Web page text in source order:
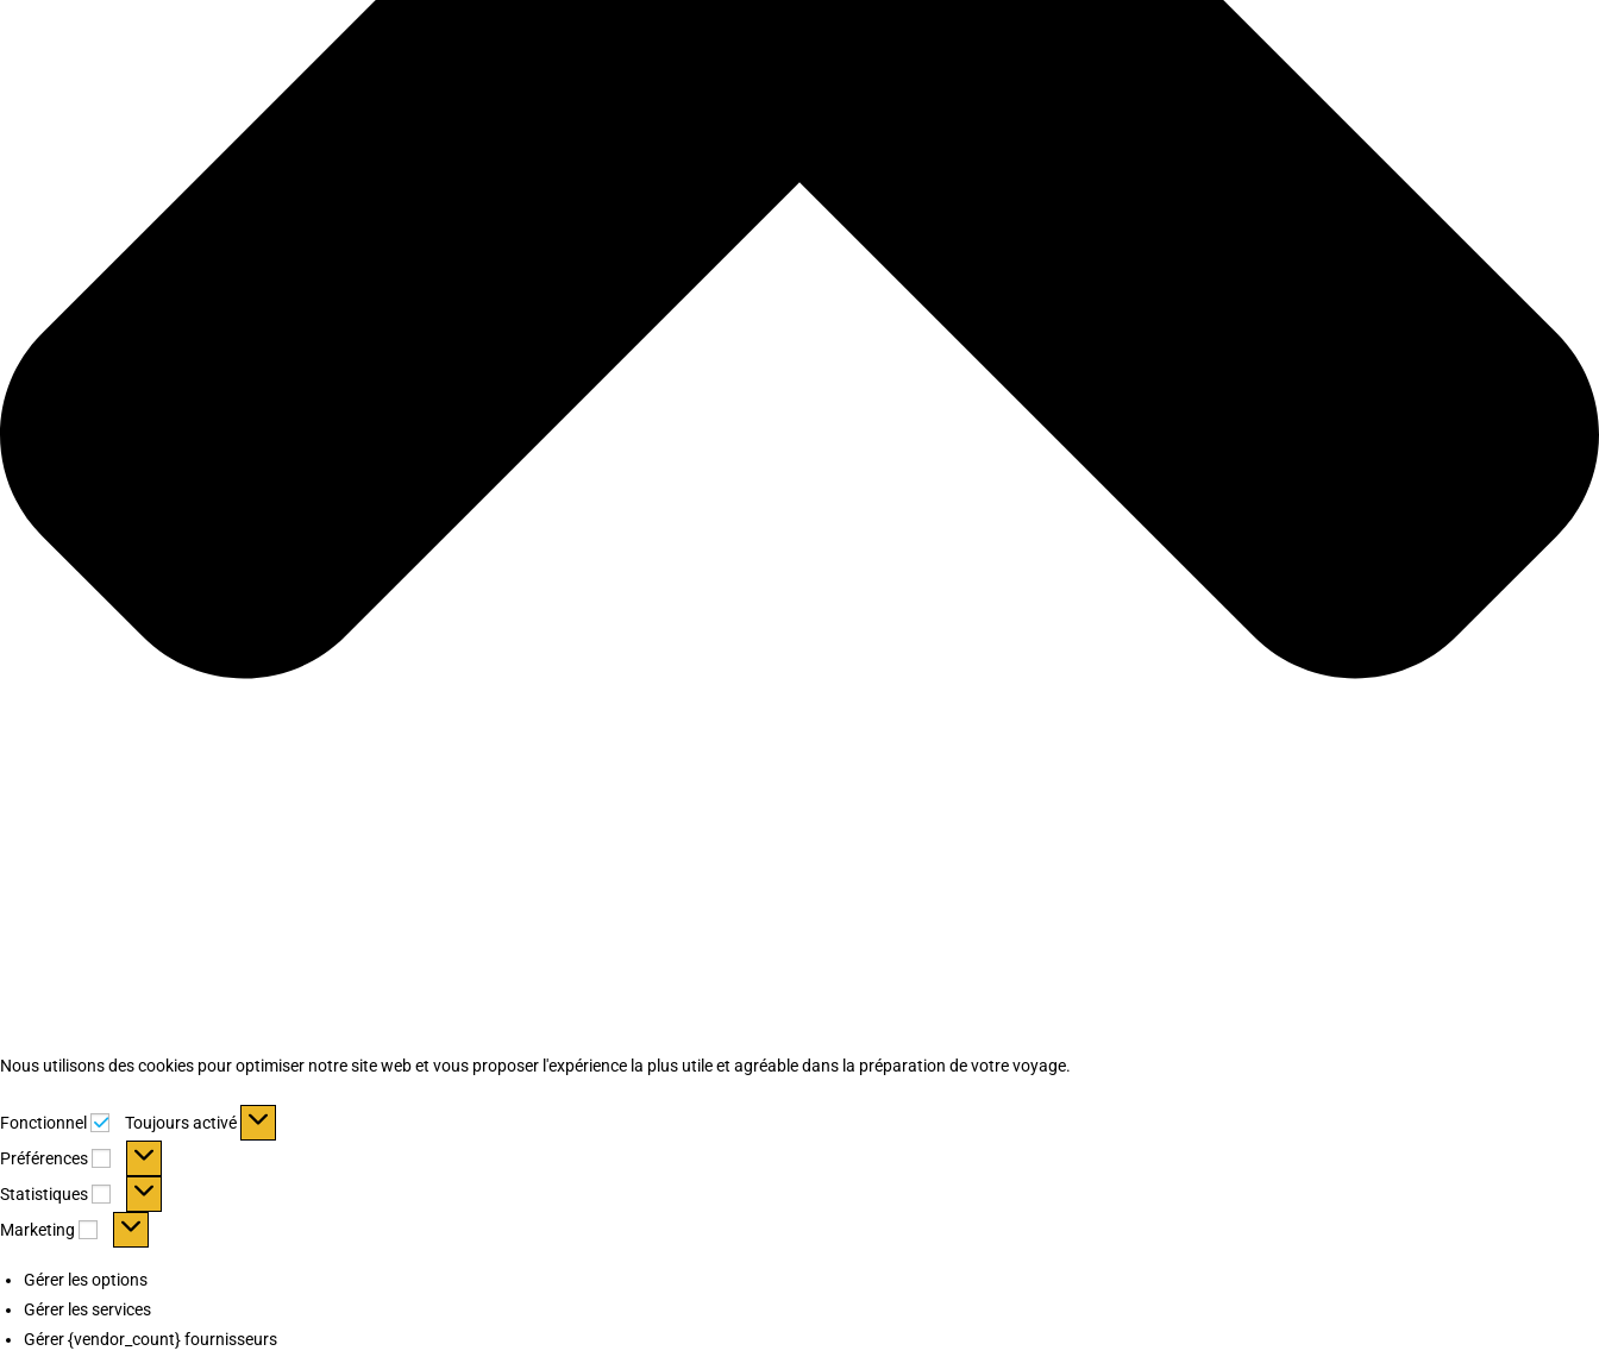
Nous utilisons des cookies pour optimiser notre site web et vous proposer l'expérience la plus utile et agréable dans la préparation de votre voyage.
Fonctionnel Fonctionnel
Toujours activé
Préférences
Préférences
Statistiques Statistiques
Marketing Marketing
Gérer les options
Gérer les services
Gérer {vendor_count} fournisseurs